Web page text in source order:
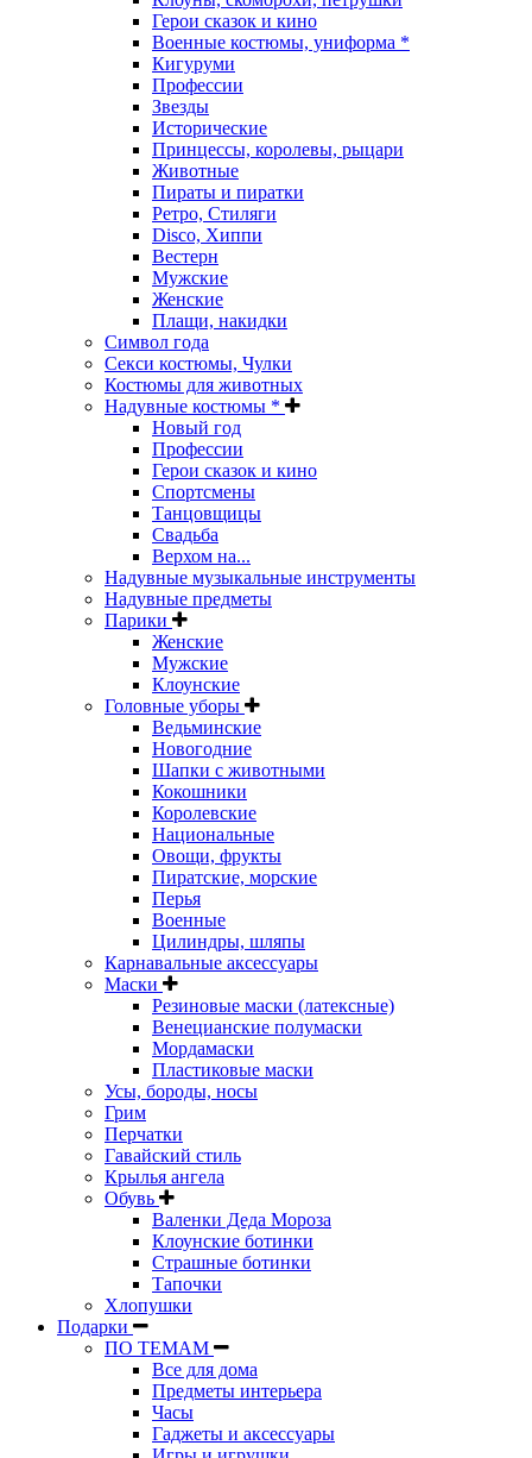
Герои сказок и кино
Военные костюмы, униформа *
Кигуруми
Профессии
Звезды
Исторические
Принцессы, королевы, рыцари
Животные
Пираты и пиратки
Ретро, Стиляги
Disco, Хиппи
Вестерн
Мужские
Женские
Плащи, накидки
Символ года
Секси костюмы, Чулки
Костюмы для животных
Надувные костюмы *
Новый год
Профессии
Герои сказок и кино
Спортсмены
Танцовщицы
Свадьба
Верхом на...
Надувные музыкальные инструменты
Надувные предметы
Парики
Женские
Мужские
Клоунские
Головные уборы
Ведьминские
Новогодние
Шапки с животными
Кокошники
Королевские
Национальные
Овощи, фрукты
Пиратские, морские
Перья
Военные
Цилиндры, шляпы
Карнавальные аксессуары
Маски
Резиновые маски (латексные)
Венецианские полумаски
Мордамаски
Пластиковые маски
Усы, бороды, носы
Грим
Перчатки
Гавайский стиль
Крылья ангела
Обувь
Валенки Деда Мороза
Клоунские ботинки
Страшные ботинки
Тапочки
Хлопушки
Подарки
ПО ТЕМАМ
Все для дома
Предметы интерьера
Часы
Гаджеты и аксессуары